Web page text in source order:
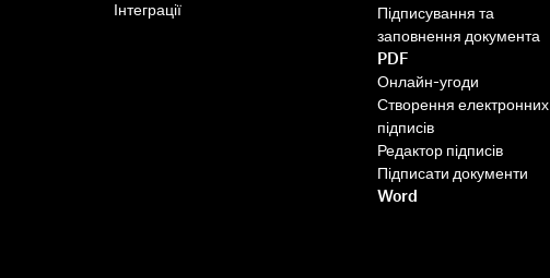
Інтеграції
Підписування та
заповнення документа
PDF
Онлайн-угоди
Створення електронних
підписів
Редактор підписів
Підписати документи
Word